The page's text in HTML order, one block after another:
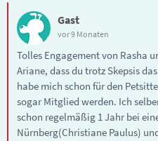
Gast
vor 9 Monaten
Tolles Engagement von Rasha
Ariane, dass du trotz Skepsis
habe mich schon für den
sogar Mitglied werden. Ich
schon regelmäßig 1 Jahr bei
Nürnberg(Christiane Paulus)